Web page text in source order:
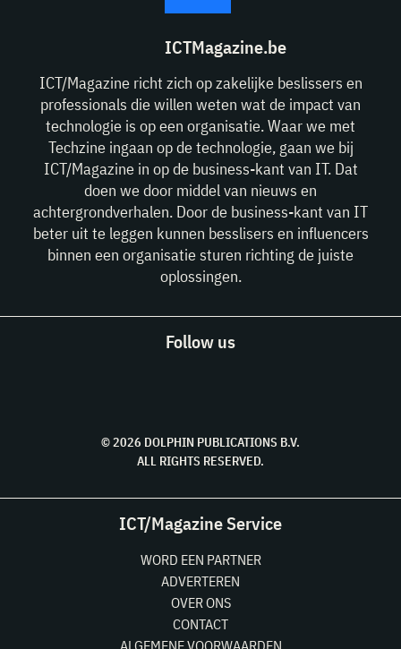
ICTMagazine.be
ICT/Magazine richt zich op zakelijke beslissers en
professionals die willen weten wat de impact van
technologie is op een organisatie. Waar we met
Techzine ingaan op de technologie, gaan we bij
ICT/Magazine in op de business-kant van IT. Dat
doen we door middel van nieuws en
achtergrondverhalen. Door de business-kant van IT
beter uit te leggen kunnen besslisers en influencers
binnen een organisatie sturen richting de juiste
oplossingen.
Follow us
© 2026 DOLPHIN PUBLICATIONS B.V.
ALL RIGHTS RESERVED.
ICT/Magazine Service
WORD EEN PARTNER
ADVERTEREN
OVER ONS
CONTACT